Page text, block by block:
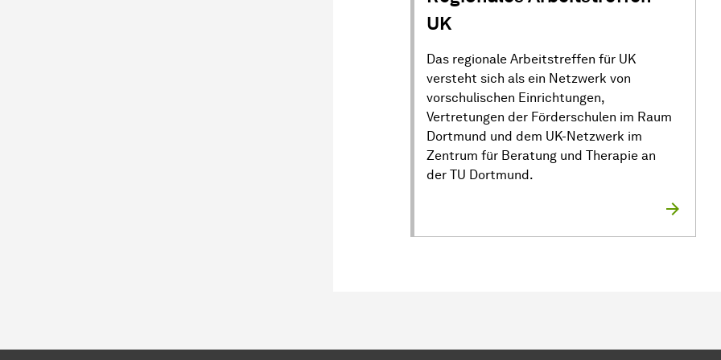
UK
Das regionale Arbeitstreffen für UK
versteht sich als ein Netzwerk von
vorschulischen Einrichtungen,
Vertretungen der Förderschulen im Raum
Dortmund und dem UK-Netzwerk im
Zentrum für Beratung und Therapie an
der TU Dortmund.